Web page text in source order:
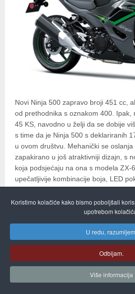
Novi Ninja 500 zapravo broji 451 cc,
od prethodnika s oznakom 400. Ipak,
45 KS, navodno u želji da se dobije
s time da je Ninja 500 s deklariranih
u ovom društvu. Mehanički se
zapakirano u još atraktivniji dizajn, s
koja podsjećaju na ona s modela ZX-
upečatljivije kombinacije boja, LED
beskontaktni ključ. Više o Ninji 500,
drugim novitetima za 2024. pročitajte
Objavljeno u
Koristimo kolačiće kako bismo poboljšali
upotrebom
U redu,
Odbijam.
Više informacija